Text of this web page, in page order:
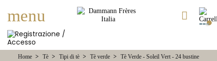
navigazione
Toggle
menu
☰
Home Tè Tipi di tè Tè verde
Tè Verde - Soleil Vert - 24 bustine